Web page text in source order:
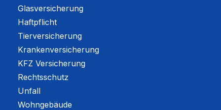
Glasversicherung
Haftpflicht
Tierversicherung
Krankenversicherung
KFZ Versicherung
Rechtsschutz
Unfall
Wohngebäude